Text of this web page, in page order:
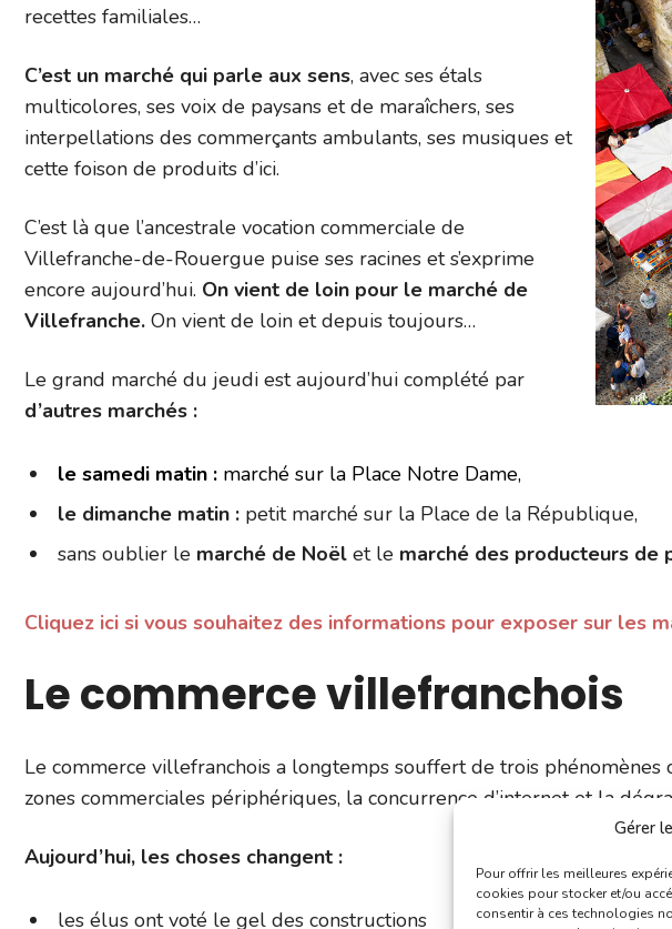
Gérer
Pour offrir les meilleures
cookies pour stocker et/ou
consentir à ces technologies
recettes familiales…
C’est un marché qui parle aux sens, avec ses étals
multicolores, ses voix de paysans et de maraîchers, ses
interpellations des commerçants ambulants, ses musiques et
cette foison de produits d’ici.
C’est là que l’ancestrale vocation commerciale de
Villefranche-de-Rouergue puise ses racines et s’exprime
encore aujourd’hui. On vient de loin pour le marché de
Villefranche. On vient de loin et depuis toujours…
Le grand marché du jeudi est aujourd’hui complété par
d’autres marchés :
le samedi matin : marché sur la Place Notre Dame,
le dimanche matin : petit marché sur la Place de la République,
sans oublier le marché de Noël et le marché des producteurs de
Cliquez ici si vous souhaitez des informations pour exposer sur les
Le commerce villefranchois
Le commerce villefranchois a longtemps souffert de trois
zones commerciales périphériques, la concurrence d’internet et la
Aujourd’hui, les choses changent :
les élus ont voté le gel des constructions